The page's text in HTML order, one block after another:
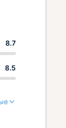
8.7
8.5